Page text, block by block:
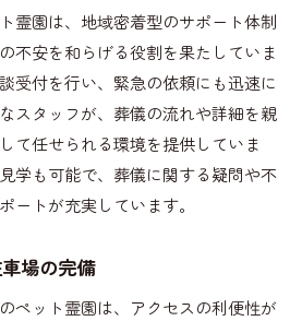
霊園は、地域密着型のサポート体制
不安を和らげる役割を果たしていま
受付を行い、緊急の依頼にも迅速に
スタッフが、葬儀の流れや詳細を親
て任せられる環境を提供していま
学も可能で、葬儀に関する疑問や不
ートが充実しています。
場の完備
ペット霊園は、アクセスの利便性が